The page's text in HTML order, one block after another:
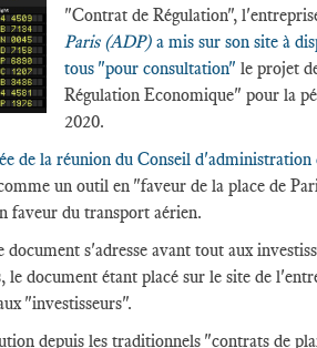
"Contrat de Régulation",
Paris (ADP) a mis sur son site à
tous "pour consultation" le projet
Régulation Economique" pour la
2020.
de la réunion du Conseil d'administration
un outil en "faveur de la place de
faveur du transport aérien.
document s'adresse avant tout aux
le document étant placé sur le site de
"investisseurs".
depuis les traditionnels "contrats de